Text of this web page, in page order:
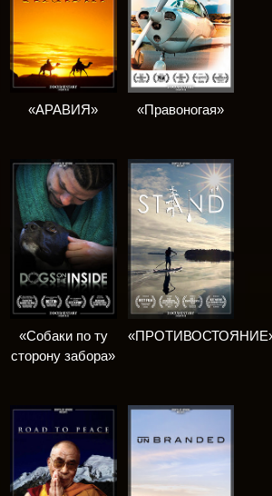
«АРАВИЯ» «Правоногая»
«Собаки по ту
сторону забора»